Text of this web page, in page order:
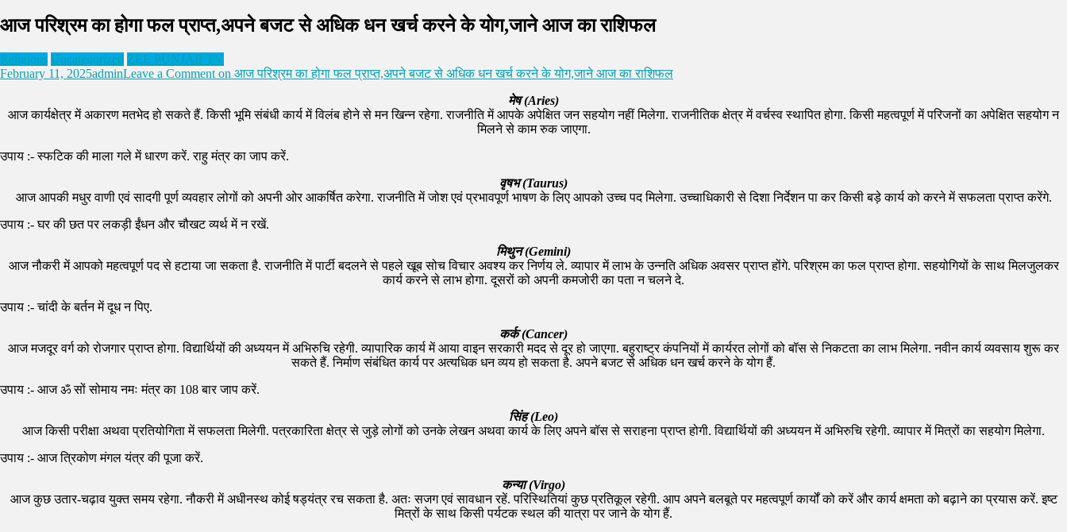
आज परिश्रम का होगा फल प्राप्त,अपने बजट से अधिक धन खर्च करने के योग,जाने आज का राशिफल
Religious Uncategorized ZEE PUNJAB TV
February 11, 2025adminLeave a Comment on आज परिश्रम का होगा फल प्राप्त,अपने बजट से अधिक धन खर्च करने के योग,जाने आज का राशिफल
मेष (Aries)
आज कार्यक्षेत्र में अकारण मतभेद हो सकते हैं. किसी भूमि संबंधी कार्य में विलंब होने से मन खिन्न रहेगा. राजनीति में आपके अपेक्षित जन सहयोग नहीं मिलेगा. राजनीतिक क्षेत्र में वर्चस्व स्थापित होगा. किसी महत्वपूर्ण में परिजनों का अपेक्षित सहयोग न
मिलने से काम रुक जाएगा.
उपाय :- स्फटिक की माला गले में धारण करें. राहु मंत्र का जाप करें.
वृषभ (Taurus)
आज आपकी मधुर वाणी एवं सादगी पूर्ण व्यवहार लोगों को अपनी ओर आकर्षित करेगा. राजनीति में जोश एवं प्रभावपूर्ण भाषण के लिए आपको उच्च पद मिलेगा. उच्चाधिकारी से दिशा निर्देशन पा कर किसी बड़े कार्य को करने में सफलता प्राप्त करेंगे.
उपाय :- घर की छत पर लकड़ी ईंधन और चौखट व्यर्थ में न रखें.
मिथुन (Gemini)
आज नौकरी में आपको महत्वपूर्ण पद से हटाया जा सकता है. राजनीति में पार्टी बदलने से पहले खूब सोच विचार अवश्य कर निर्णय ले. व्यापार में लाभ के उन्नति अधिक अवसर प्राप्त होंगे. परिश्रम का फल प्राप्त होगा. सहयोगियों के साथ मिलजुलकर
कार्य करने से लाभ होगा. दूसरों को अपनी कमजोरी का पता न चलने दे.
उपाय :- चांदी के बर्तन में दूध न पिए.
कर्क (Cancer)
आज मजदूर वर्ग को रोजगार प्राप्त होगा. विद्यार्थियों की अध्ययन में अभिरुचि रहेगी. व्यापारिक कार्य में आया वाइन सरकारी मदद से दूर हो जाएगा. बहुराष्ट्र कंपनियों में कार्यरत लोगों को बॉस से निकटता का लाभ मिलेगा. नवीन कार्य व्यवसाय शुरू कर
सकते हैं. निर्माण संबंधित कार्य पर अत्यधिक धन व्यय हो सकता है. अपने बजट से अधिक धन खर्च करने के योग हैं.
उपाय :- आज ॐ सों सोमाय नमः मंत्र का 108 बार जाप करें.
सिंह (Leo)
आज किसी परीक्षा अथवा प्रतियोगिता में सफलता मिलेगी. पत्रकारिता क्षेत्र से जुड़े लोगों को उनके लेखन अथवा कार्य के लिए अपने बॉस से सराहना प्राप्त होगी. विद्यार्थियों की अध्ययन में अभिरुचि रहेगी. व्यापार में मित्रों का सहयोग मिलेगा.
उपाय :- आज त्रिकोण मंगल यंत्र की पूजा करें.
कन्या (Virgo)
आज कुछ उतार-चढ़ाव युक्त समय रहेगा. नौकरी में अधीनस्थ कोई षड्यंत्र रच सकता है. अतः सजग एवं सावधान रहें. परिस्थितियां कुछ प्रतिकूल रहेगी. आप अपने बलबूते पर महत्वपूर्ण कार्यों को करें और कार्य क्षमता को बढ़ाने का प्रयास करें. इष्ट
मित्रों के साथ किसी पर्यटक स्थल की यात्रा पर जाने के योग हैं.